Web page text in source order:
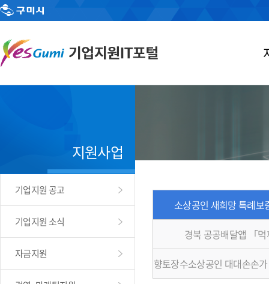
지원사업
기업지원 공고
기업지원 소식
자금지원
소상공인 새희망 특례보
경북 공공배달앱 「
향토장수소상공인 대대손손